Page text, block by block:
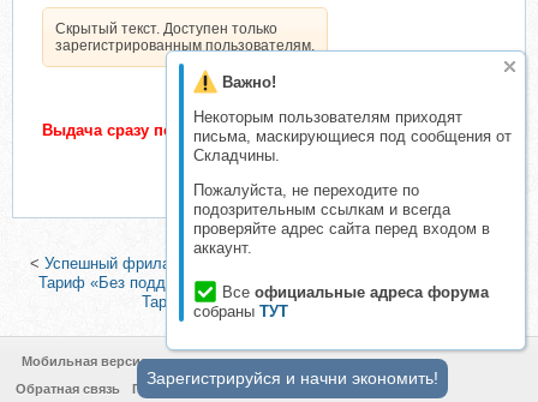
Важно!
Некоторым пользователям приходят
письма, маскирующиеся под сообщения от
Складчины.
Пожалуйста, не переходите по
подозрительным ссылкам и всегда
проверяйте адрес сайта перед входом в
аккаунт.
Все официальные адреса форума
собраны ТУТ
Скрытый текст. Доступен только
зарегистрированным пользователям.
Выдача сразу после подтверждения оплаты
< Успешный фрилансер. Как получать пару тысяч за пару часов.
Тариф «Без поддержки» (Александр Юсупов)
Золотой Песок.
Тариф «VIP» (Оксана Апшацева)>
Мобильная версия
Обратная связь
Политика конфиденциальности
Зарегистрируйся и начни экономить!